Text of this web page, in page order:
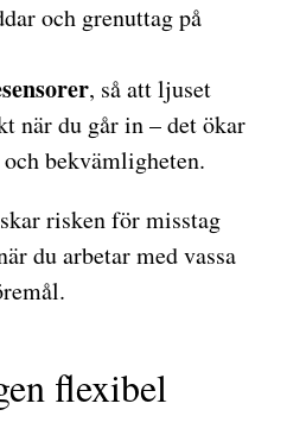
och grenuttag på
, så att ljuset
när du går in – det ökar
bekvämligheten.
risken för misstag
du arbetar med vassa
flexibel